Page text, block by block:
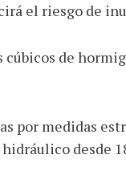
el riesgo de
de
por medidas
desde